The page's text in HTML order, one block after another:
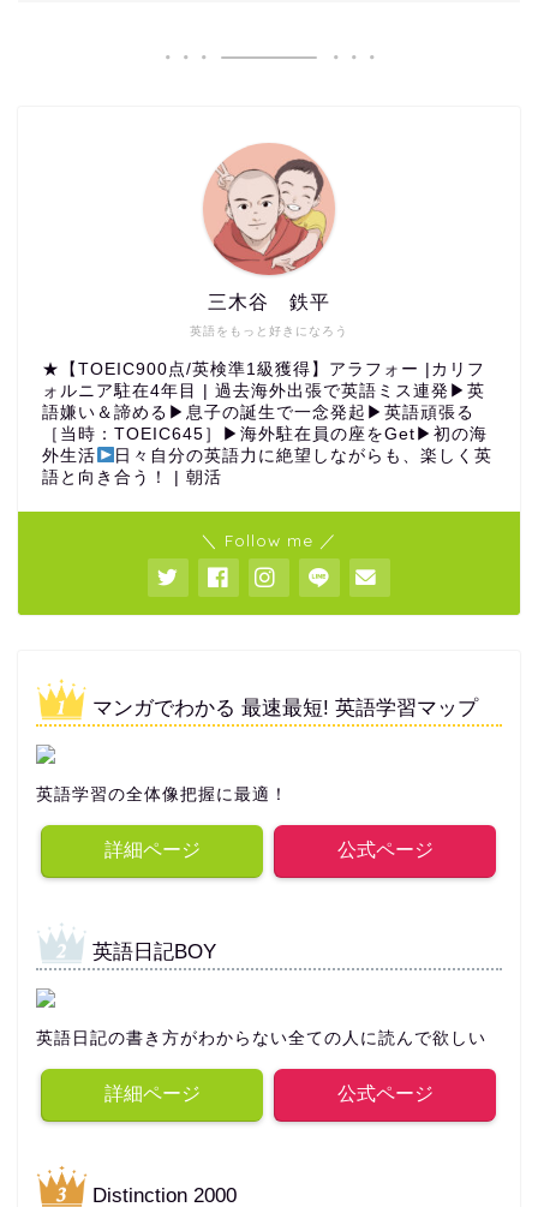
英語をもっと好きになろう
三木谷 鉄平
★【TOEIC900点/英検準1級獲得】アラフォー |カリフ
ォルニア駐在4年目 | 過去海外出張で英語ミス連発▶︎英
語嫌い＆諦める▶︎息子の誕生で一念発起▶︎英語頑張る
［当時：TOEIC645］▶︎海外駐在員の座をGet▶︎初の海
外生活
日々自分の英語力に絶望しながらも、楽しく英
語と向き合う！ | 朝活
＼ Follow me ／
マンガでわかる 最速最短! 英語学習マップ
英語学習の全体像把握に最適！
詳細ページ 公式ページ
英語日記BOY
英語日記の書き方がわからない全ての人に読んで欲しい
詳細ページ 公式ページ
Distinction 2000